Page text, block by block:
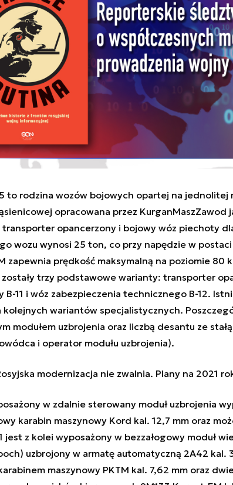
to rodzina wozów bojowych opartej na jednolitej
opracowana przez KurganMaszZawod
opancerzony i bojowy wóz piechoty
wozu wynosi 25 ton, co przy napędzie w
zapewnia prędkość maksymalną na poziomie 80
trzy podstawowe warianty: transporter
B-11 i wóz zabezpieczenia technicznego B-12.
kolejnych wariantów specjalistycznych.
modułem uzbrojenia oraz liczbą desantu ze
i operator modułu uzbrojenia).
modernizacja nie zwalnia. Plany na 2021
w zdalnie sterowany moduł uzbrojenia
karabin maszynowy Kord kal. 12,7 mm oraz
jest z kolei wyposażony w bezzałogowy moduł
uzbrojony w armatę automatyczną 2A42 kal.
maszynowy PKTM kal. 7,62 mm oraz